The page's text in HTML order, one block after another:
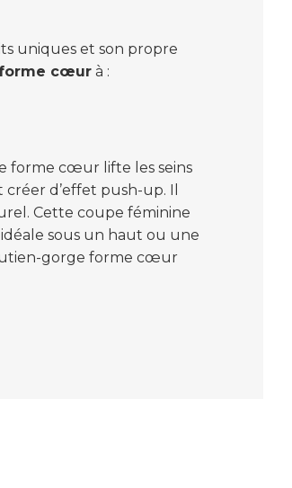
uniques et son propre
cœur à :
forme cœur lifte les seins
d’effet push-up. Il
Cette coupe féminine
sous un haut ou une
gorge forme cœur